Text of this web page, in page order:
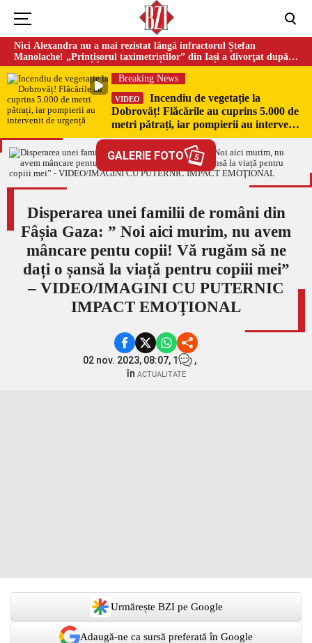
Nici Alexandra nu a mai rezistat lângă infractorul Ștefan
Manolache! „Prințișorul taximetriștilor” din Iași a divorţat după
doi ani de căsnicie
Breaking News
VIDEO
Incendiu de vegetație la
Dobrovăț! Flăcările au cuprins 5.000 de
metri pătrați, iar pompierii au intervenit
de urgență
GALERIE FOTO 5
Disperarea unei familii de români din
Fâșia Gaza: ” Noi aici murim, nu avem
mâncare pentu copii! Vă rugăm să ne
dați o șansă la viață pentru copiii mei”
– VIDEO/IMAGINI CU PUTERNIC
IMPACT EMOŢIONAL
02 nov. 2023, 08:07, 1
,
în ACTUALITATE
Urmărește BZI pe Google
Adaugă-ne ca sursă preferată în Google